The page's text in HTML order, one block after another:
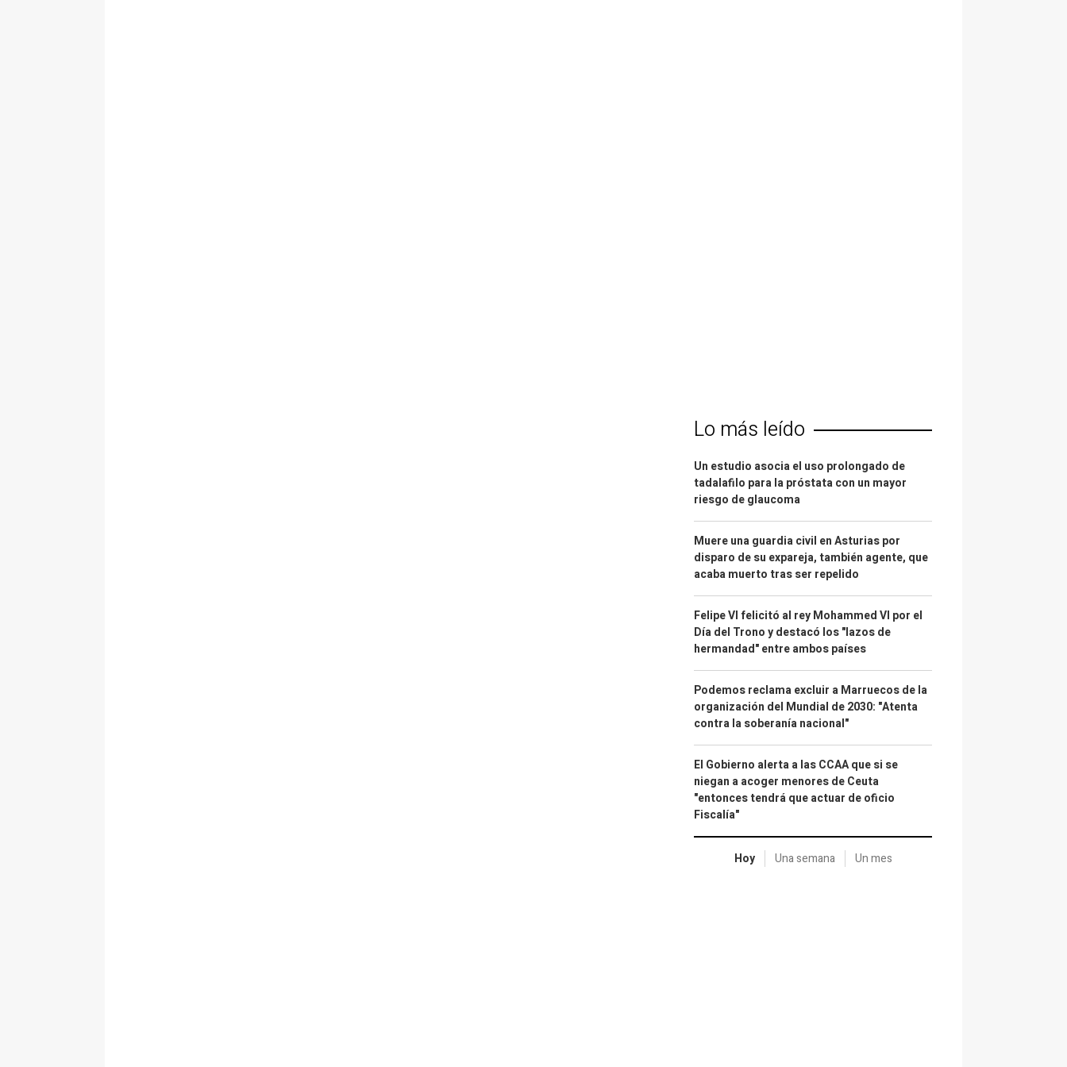
Lo más leído
Un estudio asocia el uso prolongado de
tadalafilo para la próstata con un mayor
riesgo de glaucoma
Muere una guardia civil en Asturias por
disparo de su expareja, también agente, que
acaba muerto tras ser repelido
Felipe VI felicitó al rey Mohammed VI por el
Día del Trono y destacó los "lazos de
hermandad" entre ambos países
Podemos reclama excluir a Marruecos de la
organización del Mundial de 2030: "Atenta
contra la soberanía nacional"
El Gobierno alerta a las CCAA que si se
niegan a acoger menores de Ceuta
"entonces tendrá que actuar de oficio
Fiscalía"
Hoy Una semana Un mes